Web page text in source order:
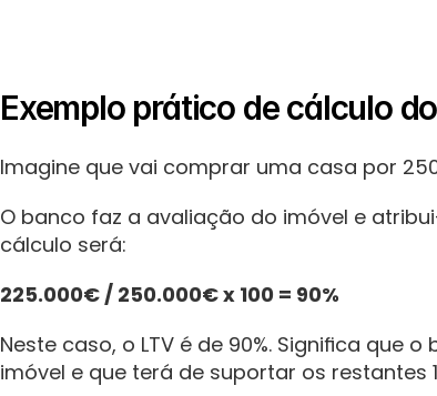
Exemplo prático de cálculo
Imagine que vai comprar uma casa por
O banco faz a avaliação do imóvel e
cálculo será:
225.000€ / 250.000€ x 100 = 90%
Neste caso, o LTV é de 90%. Significa que
imóvel e que terá de suportar os